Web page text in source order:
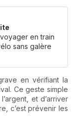
en train
sans galère
en vérifiant la
Ce geste simple
et d’arriver
c’est prévenir les